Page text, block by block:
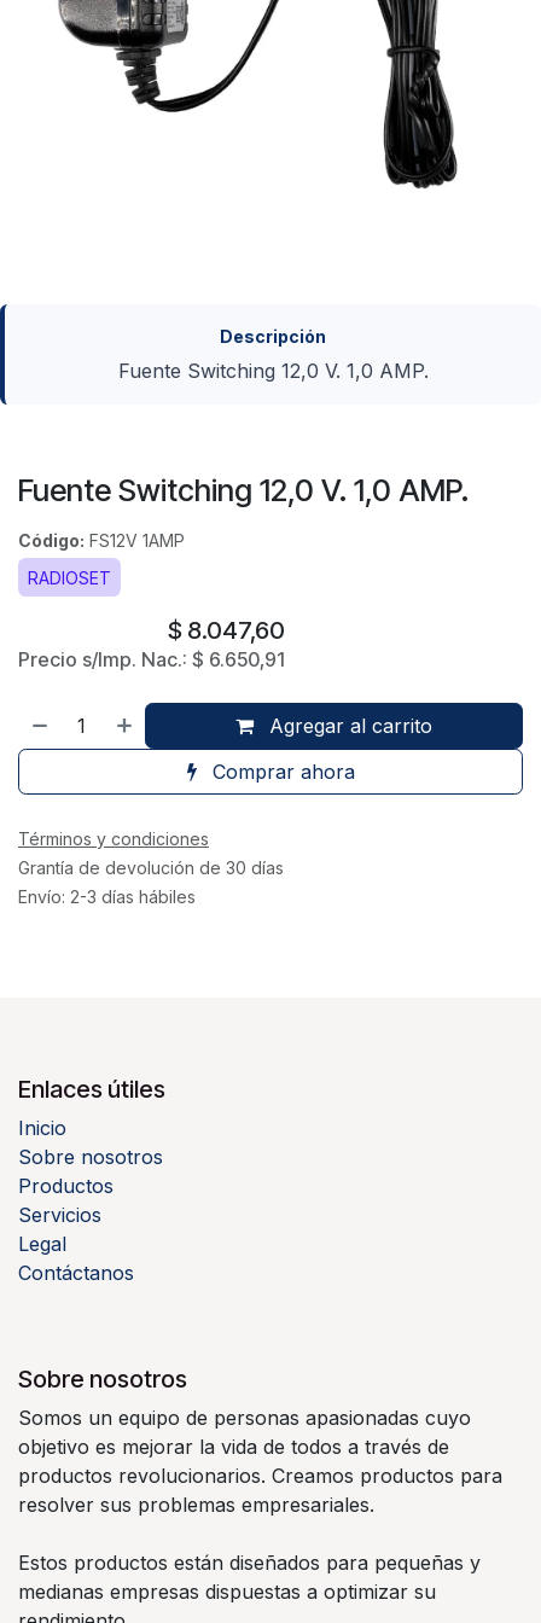
Descripción
Fuente Switching 12,0 V. 1,0 AMP.
Fuente Switching 12,0 V. 1,0 AMP.
Código: FS12V 1AMP
RADIOSET
$ 8.047,60
Precio s/Imp. Nac.: $ 6.650,91
Agregar al carrito
Comprar ahora
Términos y condiciones
Grantía de devolución de 30 días
Envío: 2-3 días hábiles
Enlaces útiles
Inicio
Sobre nosotros
Productos
Servicios
Legal
Contáctanos
Sobre nosotros
Somos un equipo de personas apasionadas cuyo
objetivo es mejorar la vida de todos a través de
productos revolucionarios. Creamos productos para
resolver sus problemas empresariales.
Estos productos están diseñados para pequeñas y
medianas empresas dispuestas a optimizar su